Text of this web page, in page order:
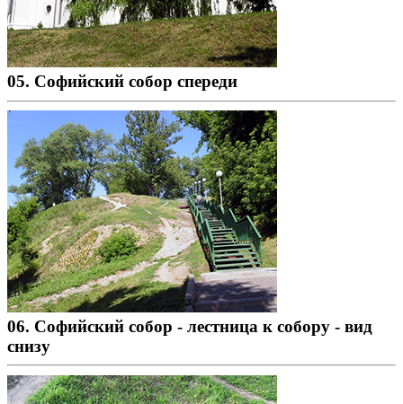
05. Софийский собор спереди
06. Софийский собор - лестница к собору - вид
снизу